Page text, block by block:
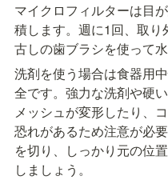
マイクロフィルターは目
積します。週に1回、取
古しの歯ブラシを使って
洗剤を使う場合は食器用
全です。強力な洗剤や硬
メッシュが変形したり、
恐れがあるため注意が必
を切り、しっかり元の位
しましょう。